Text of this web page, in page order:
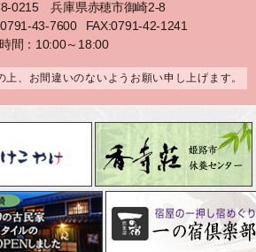
0215 兵庫県赤穂市御崎2-8
43-7600
FAX:0791-42-1241
間：10:00～18:00
、お間違いのないようお願い申し上げます。